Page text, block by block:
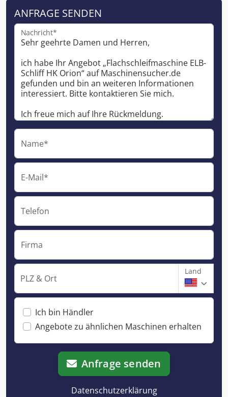
ANFRAGE SENDEN
Nachricht*
Name*
E-Mail*
Telefon
Firma
PLZ & Ort
Land
Ich bin Händler
Angebote zu ähnlichen Maschinen erhalten
Anfrage senden
Datenschutzerklärung